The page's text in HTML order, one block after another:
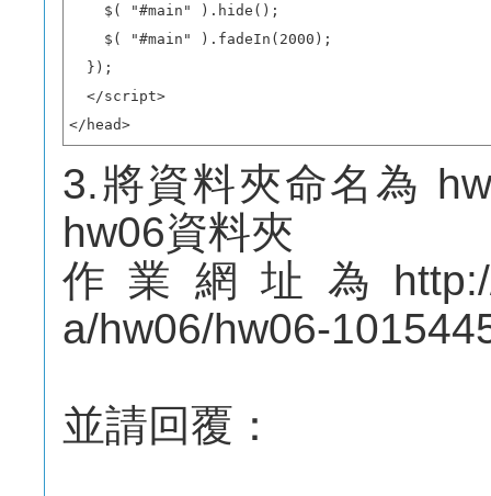
    $( "#main" ).hide();
    $( "#main" ).fadeIn(2000);
  });
  </script>
</head>
3.將資料夾命名為
hw06資料夾
作業網址為http://
a/hw06/hw06-
並請回覆：